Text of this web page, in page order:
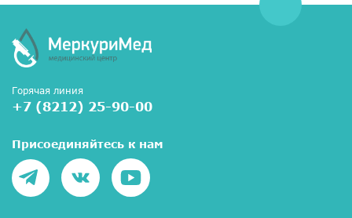
Горячая линия
+7 (8212) 25-90-00
Присоединяйтесь к нам